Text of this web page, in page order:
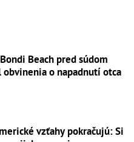
Beach pred súdom
o napadnutí otca
vzťahy pokračujú: Si